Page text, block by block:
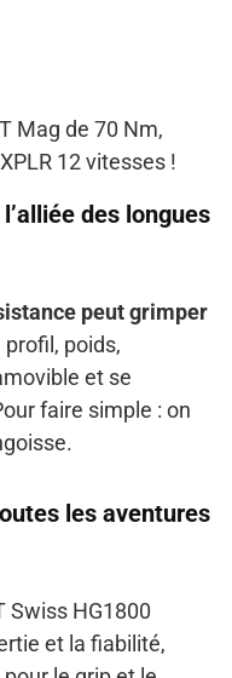
Mag de 70 Nm,
12 vitesses !
des longues
peut grimper
poids,
et se
faire simple : on
les aventures
Swiss HG1800
et la fiabilité,